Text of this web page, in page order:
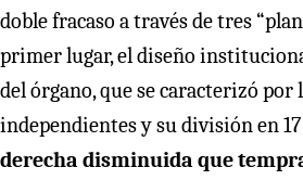
doble fracaso a través de tres
primer lugar, el diseño
del órgano, que se caracterizó por
independientes y su división en
derecha disminuida que